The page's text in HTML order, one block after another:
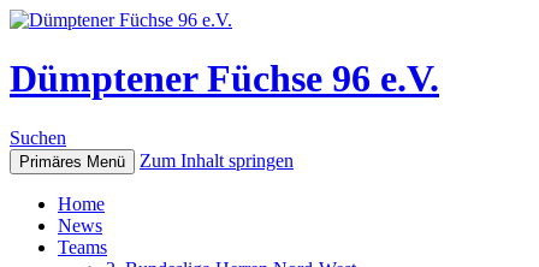
Dümptener Füchse 96 e.V.
Suchen
Primäres Menü Zum Inhalt springen
Home
News
Teams